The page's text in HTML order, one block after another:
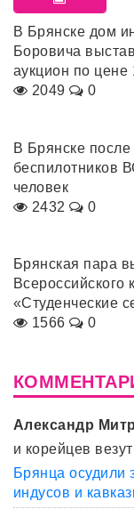
В Брянске дом
Боровича
аукцион по цене
2049
0
В Брянске после
беспилотников
человек
2432
0
Брянская пара
Всероссийского
«Студенческие
1566
0
Александр
и корейцев везут
Брянца осудили
индусов и